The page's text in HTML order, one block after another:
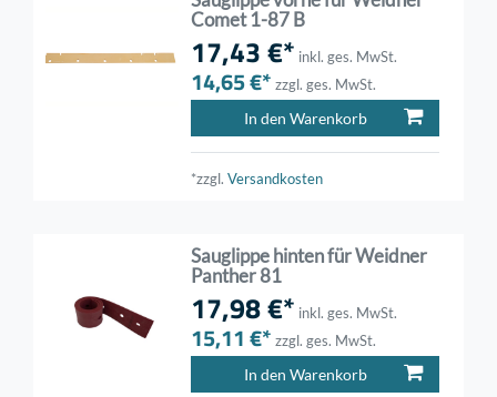
Comet 1-87 B
17,43 €* inkl. ges. MwSt.
14,65 €* zzgl. ges. MwSt.
In den Warenkorb
*zzgl.Versandkosten
Sauglippe hinten für Weidner
Panther 81
17,98 €* inkl. ges. MwSt.
15,11 €* zzgl. ges. MwSt.
In den Warenkorb